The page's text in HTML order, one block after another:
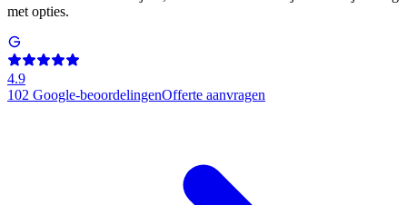
met opties.
4.9
102 Google-beoordelingenOfferte aanvragen